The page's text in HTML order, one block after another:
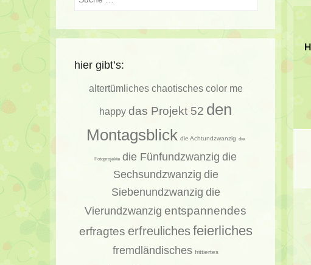
hier gibt’s:
altertümliches chaotisches color me
happy das Projekt 52 den
Montagsblick die Achtundzwanzig die
Fotoprojekte die Fünfundzwanzig die
Sechsundzwanzig die
Siebenundzwanzig die
Vierundzwanzig entspannendes
erfragtes erfreuliches feierliches
fremdländisches frittiertes